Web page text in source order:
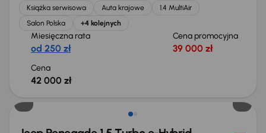
Książka serwisowa Auta krajowe
1.4 MultiAir
Salon Polska
+4 kolejnych
Miesięczna rata
od 250 zł
Cena promocyjna
39 000 zł
Cena
42 000 zł